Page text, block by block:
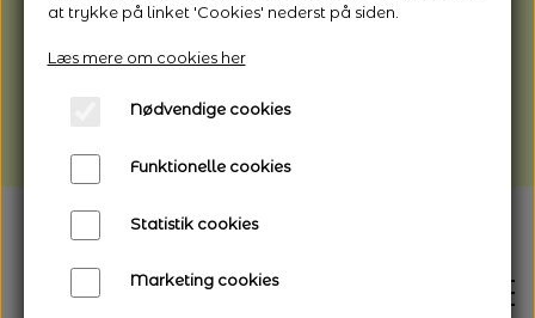
*Webshoppen er åben og sender hele
afhentning
Vi gør opmærksom på, at der kan være lidt
længere leveringstid
at trykke på linket 'Cookies' nederst på siden.
Læs mere om cookies her
Nødvendige cookies
Funktionelle cookies
Statistik cookies
Marketing cookies